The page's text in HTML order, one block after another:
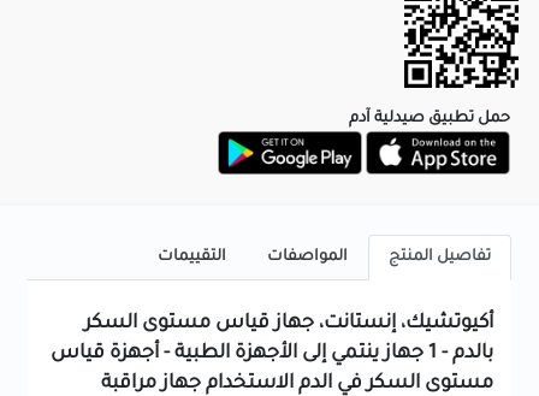
حمل تطبيق صيدلية آدم
تفاصيل المنتج المواصفات التقييمات
أكيوتشيك، إنستانت، جهاز قياس مستوى السكر
بالدم - 1 جهاز
ينتمي إلى الأجهزة الطبية - أجهزة قياس
مستوى السكر في الدم الاستخدام جهاز مراقبة